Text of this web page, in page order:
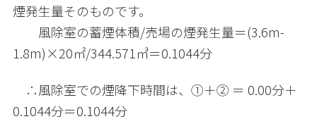
煙発生量そのものです。
風除室の蓄煙体積/売場の煙発生量＝(3.6m-
1.8m)×20㎡/344.571㎥＝0.1044分
∴風除室での煙降下時間は、①＋② ＝ 0.00分＋
0.1044分＝0.1044分